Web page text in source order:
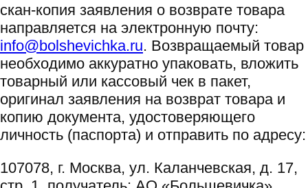
скан-копия заявления о возврате товара
направляется на электронную почту:
info@bolshevichka.ru. Возвращаемый товар
необходимо аккуратно упаковать, вложить
товарный или кассовый чек в пакет,
оригинал заявления на возврат товара и
копию документа, удостоверяющего
личность (паспорта) и отправить по адресу:
107078, г. Москва, ул. Каланчевская, д. 17,